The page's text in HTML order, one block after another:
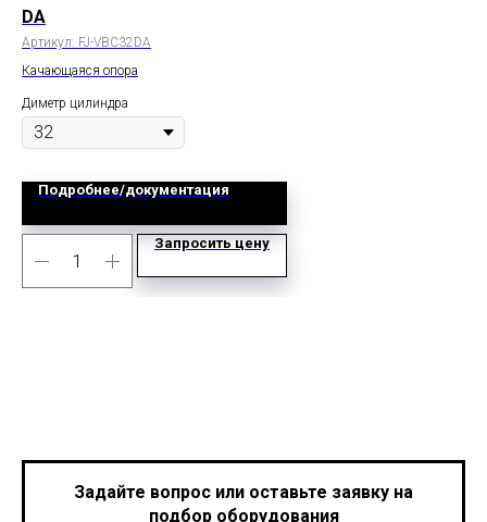
DA
Артикул: FJ-VBC32DA
Качающаяся опора
Диметр цилиндра
Подробнее/документация
Запросить цену
Задайте вопрос или оставьте заявку на
подбор оборудования